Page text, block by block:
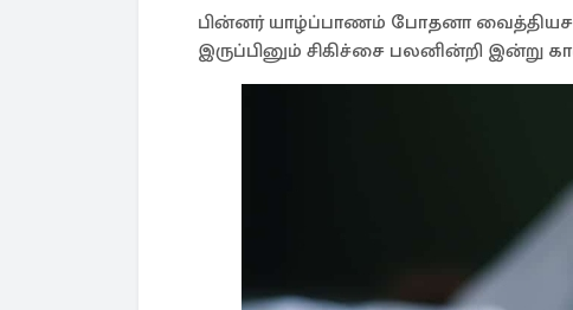
பின்னர் யாழ்ப்பாணம் போதனா
இருப்பினும் சிகிச்சை பலனின்றி இன்று